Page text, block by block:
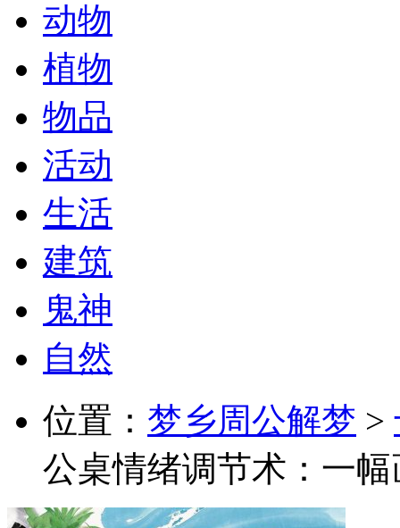
动物
植物
物品
活动
生活
建筑
鬼神
自然
位置： 梦乡周公解梦 >
公桌情绪调节术：一